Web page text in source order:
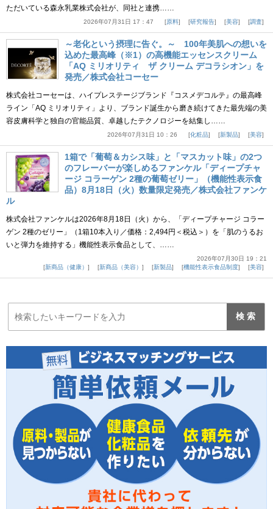
ただいている森永乳業株式会社が、同社と連携……
2026年07月31日 17：47 原料 研究報告 美容 調査
～老化という摂理に告ぐ。～ 100年美肌への想いを
込めた最高峰（※1）の高機能エッセンスクリーム
「AQ ミリオリティ ザ クリーム デコラシオン」を
発売／株式会社コーセー
株式会社コーセーは、ハイプレステージブランド『コスメデコルテ』の最高峰
ライン「AQ ミリオリティ」より、ブランド誕生から磨き続けてきた最先端の美
容皮膚科学と独自の官能品質、卓越したテクノロジーを結集し……
2026年07月31日 10：26 化粧品 新製品 美容
1箱で「葡萄＆カシス味」と「マスカット味」の2つ
のフレーバーが楽しめるファンケル「ディープチャ
ージ コラーゲン 2種の葡萄ゼリー」（機能性表示食
品）8月18日（火）数量限定発売／株式会社ファンケ
ル
株式会社ファンケルは2026年8月18日（火）から、「ディープチャージ コラー
ゲン 2種のゼリー」（1箱10本入り／価格：2,494円＜税込＞）を「肌のうるお
いと弾力を維持する」機能性表示食品として、……
2026年07月30日 19：21
新商品（健康）
新商品（美容） 新製品 機能性表示食品制度 美容